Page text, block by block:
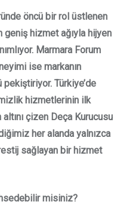
öncü bir rol üstlenen
geniş hizmet ağıyla hijyen
Marmara Forum
ise markanın
Türkiye’de
hizmetlerinin ilk
altını çizen Deça Kurucusu
her alanda yalnızca
sağlayan bir hizmet
misiniz?